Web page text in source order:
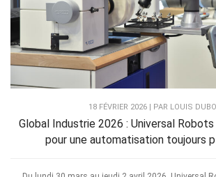
18 FÉVRIER 2026 | PAR LOUIS
Global Industrie 2026 : Universal
pour une automatisation toujours